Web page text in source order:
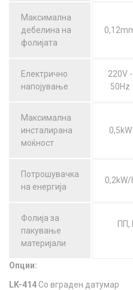
Максимална
дебелина на
фолијата
Електрично
напојување
220V -
50Hz
Максимална
инсталирана
моќност
0,5kW
Потрошувачка
на енергија
0,2kW/
Фолија за
пакување
материјали
ПП,
Опции:
LK-414 Со вграден датумар